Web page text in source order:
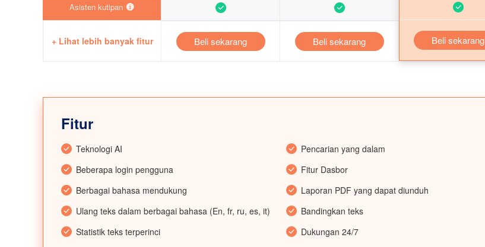
Asisten kutipan
+ Lihat lebih banyak fitur Beli sekarang Beli sekarang Beli sekarang
Fitur
Teknologi AI Pencarian yang dalam
Beberapa login pengguna
Fitur Dasbor
Berbagai bahasa mendukung
Laporan PDF yang dapat diunduh
Ulang teks dalam berbagai bahasa (En, fr, ru, es, it)
Bandingkan teks
Statistik teks terperinci
Dukungan 24/7